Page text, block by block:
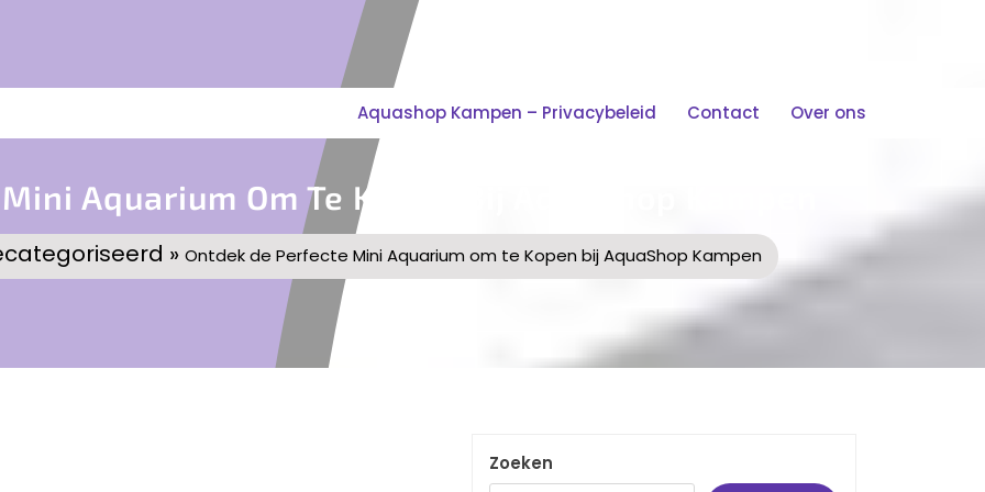
Aquashop Kampen – Privacybeleid Contact Over ons
Aquarium Om Te Kopen Bij AquaShop Kampen
» Ontdek de Perfecte Mini Aquarium om te Kopen bij AquaShop Kampen
Zoeken